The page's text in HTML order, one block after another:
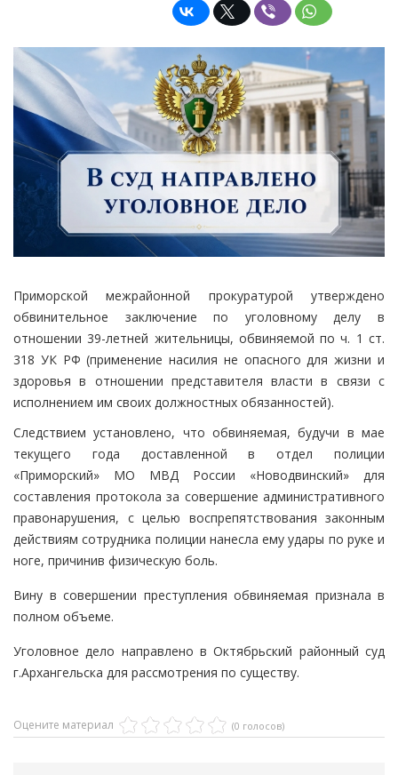
Приморской межрайонной прокуратурой утверждено
обвинительное заключение по уголовному делу в
отношении 39-летней жительницы, обвиняемой по ч. 1 ст.
318 УК РФ (применение насилия не опасного для жизни и
здоровья в отношении представителя власти в связи с
исполнением им своих должностных обязанностей).
Следствием установлено, что обвиняемая, будучи в мае
текущего года доставленной в отдел полиции
«Приморский» МО МВД России «Новодвинский» для
составления протокола за совершение административного
правонарушения, с целью воспрепятствования законным
действиям сотрудника полиции нанесла ему удары по руке и
ноге, причинив физическую боль.
Вину в совершении преступления обвиняемая признала в
полном объеме.
Уголовное дело направлено в Октябрьский районный суд
г.Архангельска для рассмотрения по существу.
Оцените материал (0 голосов)